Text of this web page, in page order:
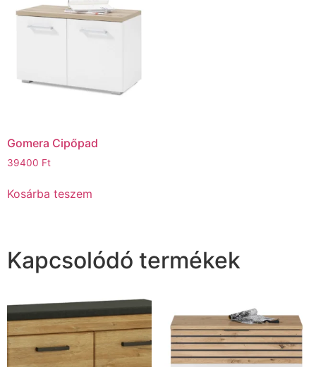
Gomera Cipőpad
39400 Ft
Kosárba teszem
Kapcsolódó termékek